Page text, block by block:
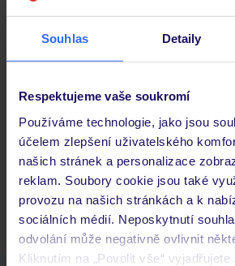
Souhlas Detaily
Respektujeme vaše soukromí
Používáme technologie, jako jsou
účelem zlepšení uživatelského
našich stránek a personalizace
reklam. Soubory cookie jsou také
provozu na našich stránkách a k
sociálních médií. Neposkytnutí
odvolání může negativně ovlivnit
Kliknutím na „Povolit vše“
Důležité informace
Budeme ubytováni ihned po příjezdu do
Kam jít po přistání a vyzvednutí
Zobrazit další